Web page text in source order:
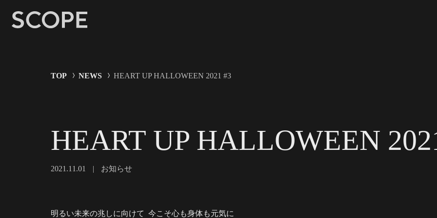
TOP NEWS HEART UP HALLOWEEN 2021 #3
HEART UP HALLOWEEN
2021.11.01 | お知らせ
明るい未来の兆しに向けて 今こそ心も身体も元気に